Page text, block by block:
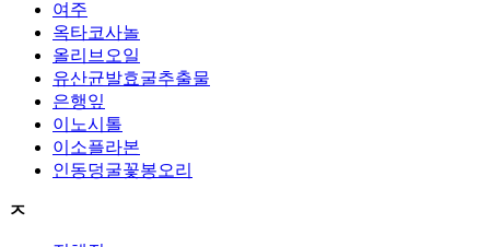
여주
옥타코사놀
올리브오일
유산균발효굴추출물
은행잎
이노시톨
이소플라본
인동덩굴꽃봉오리
ㅈ